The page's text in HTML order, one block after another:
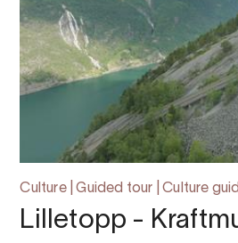
Culture | Guided tour | Culture
Lilletopp -